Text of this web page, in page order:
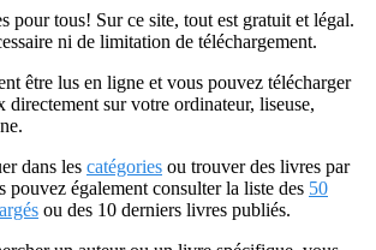
pour tous! Sur ce site, tout est gratuit et légal.
ni de limitation de téléchargement.
être lus en ligne et vous pouvez télécharger
directement sur votre ordinateur, liseuse,
dans les catégories ou trouver des livres par
pouvez également consulter la liste des 50
ou des 10 derniers livres publiés.